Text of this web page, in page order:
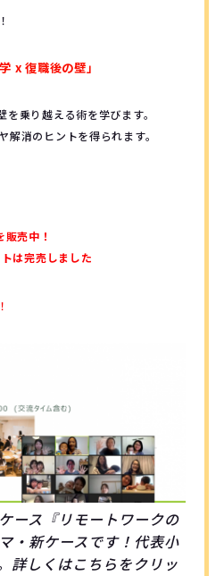
x 復職後の壁」
乗り越える術を学びます。
解消のヒントを得られます。
販売中！
は完売しました
ケース『リモートワークの
・新ケースです！代表小
詳しくはこちらをクリッ